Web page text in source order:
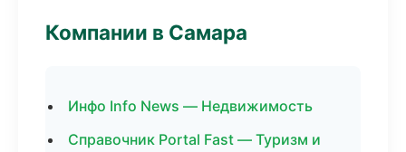
Компании в Самара
Инфо Info News — Недвижимость
Справочник Portal Fast — Туризм и